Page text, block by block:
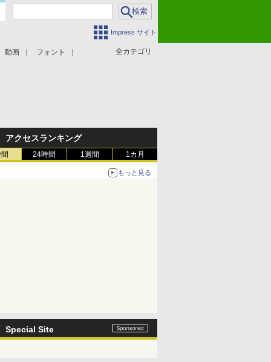
Impress サイト
全カテゴリ
動画 フォント
アクセスランキング
24時間 1週間 1カ月
もっと見る
Special Site